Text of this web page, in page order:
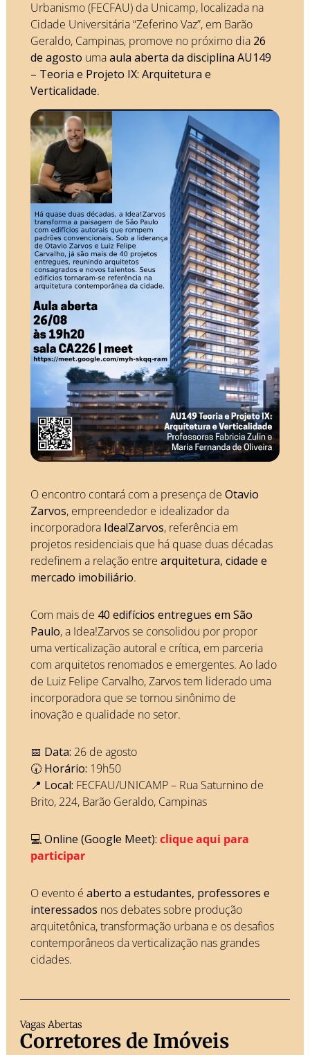
Urbanismo (FECFAU) da Unicamp, localizada na
Cidade Universitária “Zeferino Vaz”, em Barão
Geraldo, Campinas, promove no próximo dia 26
de agosto uma aula aberta da disciplina AU149
– Teoria e Projeto IX: Arquitetura e
Verticalidade.
O encontro contará com a presença de Otavio
Zarvos, empreendedor e idealizador da
incorporadora Idea!Zarvos, referência em
projetos residenciais que há quase duas décadas
redefinem a relação entre arquitetura, cidade e
mercado imobiliário.
Com mais de 40 edifícios entregues em São
Paulo, a Idea!Zarvos se consolidou por propor
uma verticalização autoral e crítica, em parceria
com arquitetos renomados e emergentes. Ao lado
de Luiz Felipe Carvalho, Zarvos tem liderado uma
incorporadora que se tornou sinônimo de
inovação e qualidade no setor.
📅 Data: 26 de agosto
🕢 Horário: 19h50
📍 Local: FECFAU/UNICAMP – Rua Saturnino de
Brito, 224, Barão Geraldo, Campinas
💻 Online (Google Meet): clique aqui para
participar
O evento é aberto a estudantes, professores e
interessados nos debates sobre produção
arquitetônica, transformação urbana e os desafios
contemporâneos da verticalização nas grandes
cidades.
Vagas Abertas
Corretores de Imóveis